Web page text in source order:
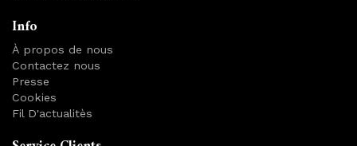
Info
À propos de nous
Contactez nous
Presse
Cookies
Fil D'actualitès